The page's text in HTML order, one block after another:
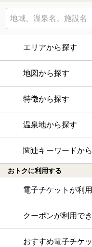
エリアから探す
地図から探す
特徴から探す
温泉地から探す
関連キーワードか
おトクに利用する
電子チケットが利
クーポンが利用で
おすすめ電子チケ